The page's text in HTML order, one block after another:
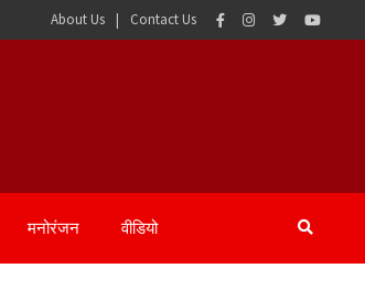
About Us Contact Us
मनोरंजन वीडियो